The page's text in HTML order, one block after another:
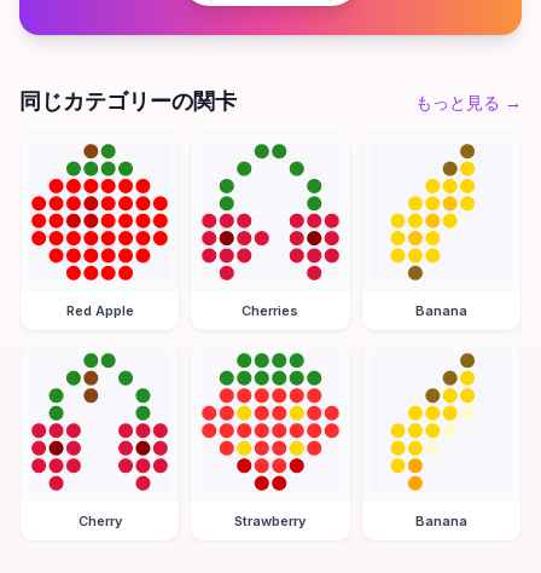
同じカテゴリーの関卡 もっと見る →
Red Apple Cherries Banana
Cherry Strawberry Banana